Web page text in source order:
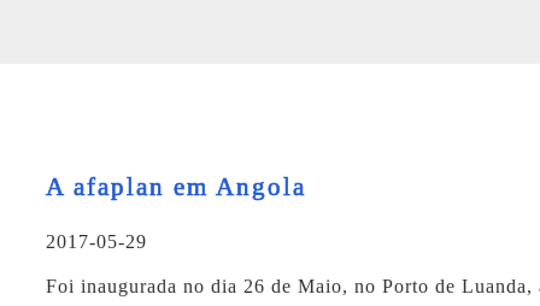
A afaplan em Angola
2017-05-29
Foi inaugurada no dia 26 de Maio, no Porto de Luanda,